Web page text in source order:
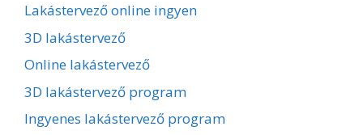
Lakástervező online ingyen
3D lakástervező
Online lakástervező
3D lakástervező program
Ingyenes lakástervező program